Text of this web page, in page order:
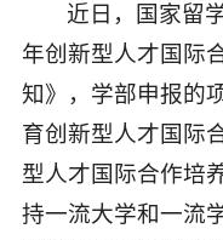
近日，国家留
年创新型人才国际
知》，学部申报的
育创新型人才国际
型人才国际合作培
持一流大学和一流